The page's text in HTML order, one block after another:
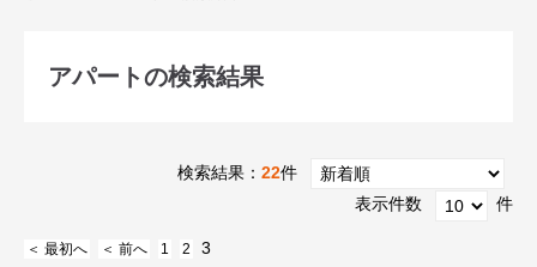
アパートの検索結果
検索結果： 22件
表示件数
件
＜ 最初へ ＜ 前へ 1 2 3